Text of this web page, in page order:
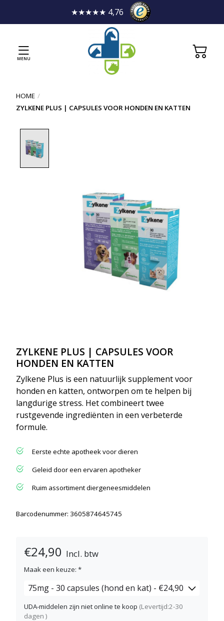
★★★★★ 4,76
MENU
HOME /
ZYLKENE PLUS | CAPSULES VOOR HONDEN EN KATTEN
ZYLKENE PLUS | CAPSULES VOOR
HONDEN EN KATTEN
Barcodenummer: 3605874645745
Eerste echte apotheek voor dieren
Geleid door een ervaren apotheker
Ruim assortiment diergeneesmiddelen
Zylkene Plus is een natuurlijk supplement voor
honden en katten, ontworpen om te helpen bij
langdurige stress. Het combineert twee
rustgevende ingrediënten in een verbeterde
formule.
€24,90 Incl. btw
Maak een keuze: *
UDA-middelen zijn niet online te koop (Levertijd:2-30
dagen )